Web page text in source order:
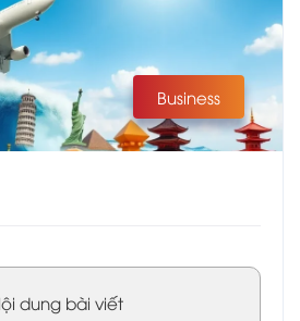
Business
dung bài viết